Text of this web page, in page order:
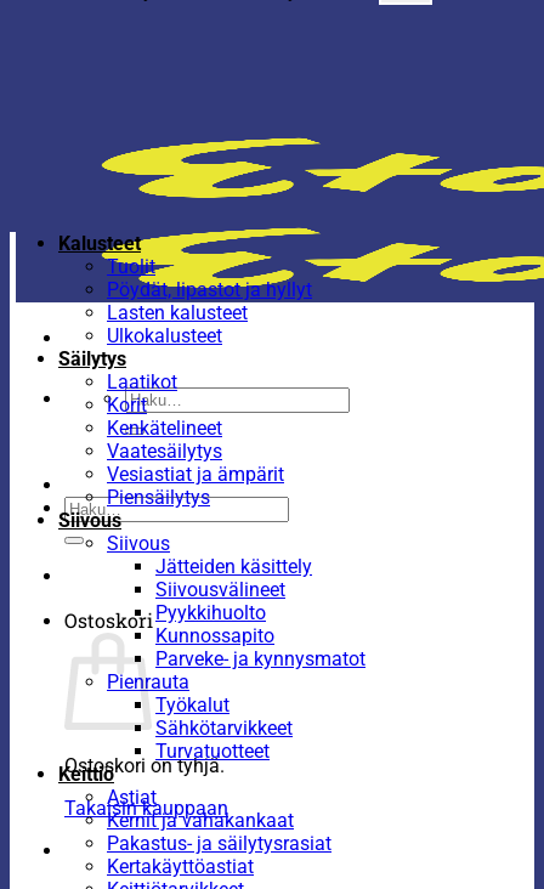
Etsi:
Etsi:
Ostoskori
Ostoskori on tyhjä.
Takaisin kauppaan
Kalusteet
Tuolit
Pöydät, lipastot ja hyllyt
Lasten kalusteet
Ulkokalusteet
Säilytys
Laatikot
Korit
Kenkätelineet
Vaatesäilytys
Vesiastiat ja ämpärit
Piensäilytys
Siivous
Siivous
Jätteiden käsittely
Siivousvälineet
Pyykkihuolto
Kunnossapito
Parveke- ja kynnysmatot
Pienrauta
Työkalut
Sähkötarvikkeet
Turvatuotteet
Keittiö
Astiat
Kernit ja vahakankaat
Pakastus- ja säilytysrasiat
Kertakäyttöastiat